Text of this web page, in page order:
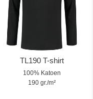
TL190 T-shirt
100% Katoen
190 gr./m²